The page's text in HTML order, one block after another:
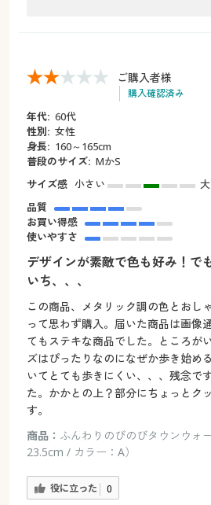
ご購入者様
購入確認済み
年代: 60代
性別: 女性
身長: 160～165cm
普段のサイズ: MかS
サイズ感 小さい
品質
お買い得感
使いやすさ
デザインが素敵で色も好み！で
いち、、、
この商品、メタリック調の色とおし
って思わず購入。届いた商品は画像
てもステキな商品でした。ところが
ズはぴったりなのになぜか歩き始め
いてとても歩きにくい、、、残念で
た。かかとの上？部分にちょっとク
す。
商品： ふんわりのびのびタウンウォ
23.5cm / カラー：A）
役に立った 0